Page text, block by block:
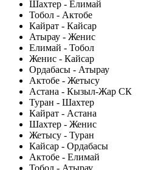
Шахтер - Елимай
Тобол - Актобе
Кайрат - Кайсар
Атырау - Женис
Елимай - Тобол
Женис - Кайсар
Ордабасы - Атырау
Актобе - Жетысу
Астана - Кызыл-Жар СК
Туран - Шахтер
Кайрат - Астана
Шахтер - Женис
Жетысу - Туран
Кайсар - Ордабасы
Актобе - Елимай